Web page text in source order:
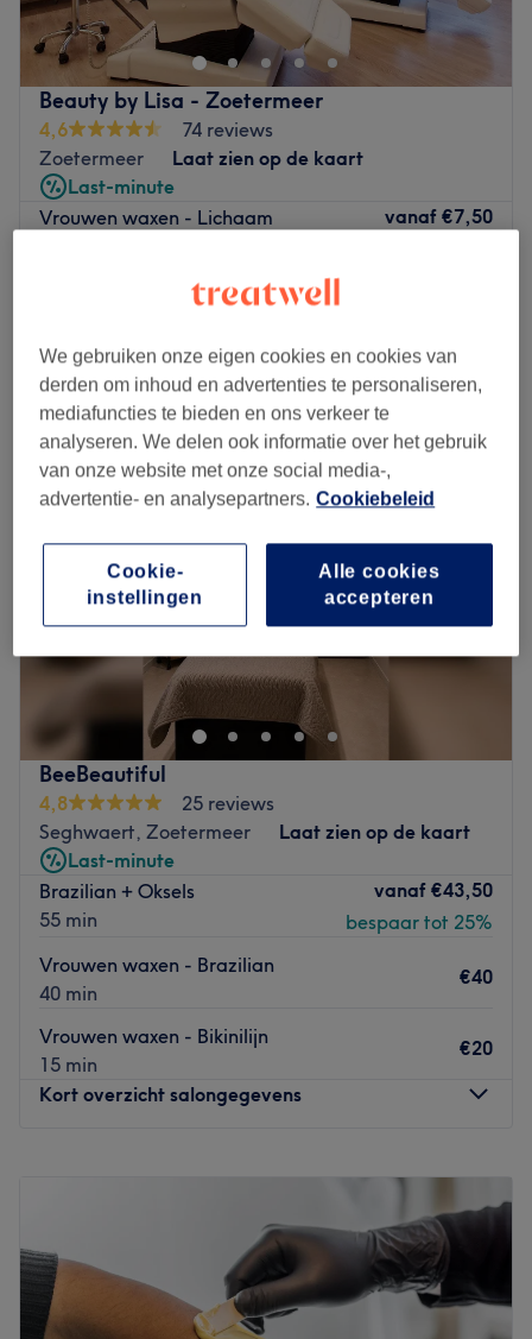
Beauty by Lisa - Zoetermeer
4,6
74 reviews
Zoetermeer
Laat zien op de kaart
Last-minute
Vrouwen waxen - Lichaam
vanaf €7,50
Vrouwen waxen - intieme zone
Kort overzicht salongegevens
Maandag 09:00
Dinsdag
09:00–21:00
Woensdag
09:00
Donderdag
09:00–21:00
Zaterdag
09:00 –
Zondag
Gesloten
specialisme: wimperextensions. Daarnaast bieden wij
vele andere schoonheidsbehandelingen aan en streven
wij ernaar je schoonheidswensen te vervullen op een
deskundige en zorgvuldige manier. Wij zijn expert op het
gebied van wimpers, nagelstyling en
schoonheidsbehandelingen. Beauty by Lisa werkt
exclusief met de merken Blink, MYscara, Shellac &
Dermalogica.
BeeBeautiful
4,8
25 reviews
Seghwaert, Zoetermeer
Laat zien op de kaart
Last-minute
Brazilian + Oksels
55 min
vanaf €43,50
bespaar tot 25%
Vrouwen waxen - Brazilian
40 min
€40
Vrouwen waxen - Bikinilijn
15 min
€20
Kort overzicht salongegevens
–20:15
09:30–20:15
Vrijdag
09:30 –20:15
11:00
18:00
Zondag
We gebruiken onze eigen cookies en cookies van
derden om inhoud en advertenties te personaliseren,
mediafuncties te bieden en ons verkeer te
analyseren. We delen ook informatie over het gebruik
van onze website met onze social media-,
advertentie- en analysepartners. Cookiebeleid
Alle cookies
accepteren
Cookie-
instellingen